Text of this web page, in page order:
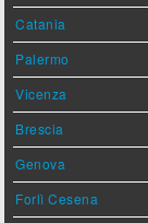
Catania
Palermo
Vicenza
Brescia
Genova
Forlì Cesena